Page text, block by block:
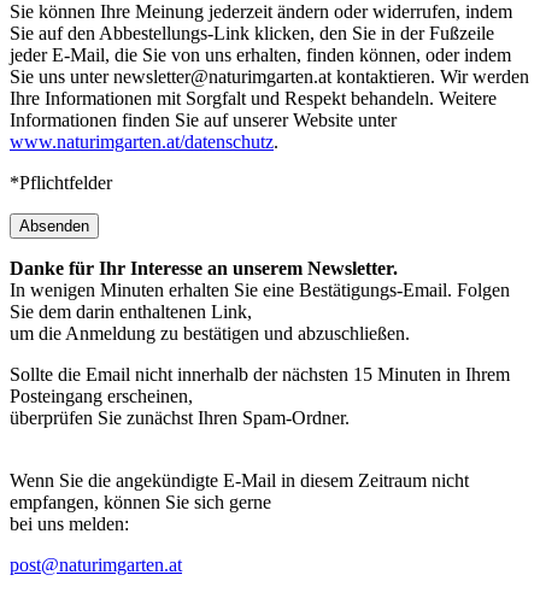
Sie können Ihre Meinung jederzeit ändern oder widerrufen, indem
Sie auf den Abbestellungs-Link klicken, den Sie in der Fußzeile
jeder E-Mail, die Sie von uns erhalten, finden können, oder indem
Sie uns unter newsletter@naturimgarten.at kontaktieren. Wir werden
Ihre Informationen mit Sorgfalt und Respekt behandeln. Weitere
Informationen finden Sie auf unserer Website unter
www.naturimgarten.at/datenschutz.
*Pflichtfelder
Absenden
Danke für Ihr Interesse an unserem Newsletter.
In wenigen Minuten erhalten Sie eine Bestätigungs-Email. Folgen
Sie dem darin enthaltenen Link,
um die Anmeldung zu bestätigen und abzuschließen.
Sollte die Email nicht innerhalb der nächsten 15 Minuten in Ihrem
Posteingang erscheinen,
überprüfen Sie zunächst Ihren Spam-Ordner.
Wenn Sie die angekündigte E-Mail in diesem Zeitraum nicht
empfangen, können Sie sich gerne
bei uns melden:
post@naturimgarten.at